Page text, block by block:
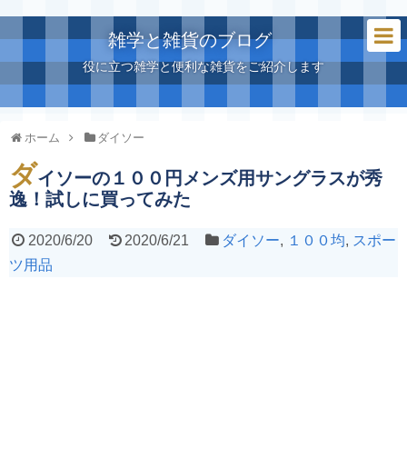
雑学と雑貨のブログ
役に立つ雑学と便利な雑貨をご紹介します
ホーム ダイソー
ダイソーの１００円メンズ用サングラスが秀
逸！試しに買ってみた
2020/6/20 2020/6/21 ダイソー, １００均, スポー
ツ用品